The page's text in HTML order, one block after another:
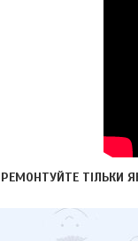
РЕМОНТУЙТЕ ТІЛЬКИ